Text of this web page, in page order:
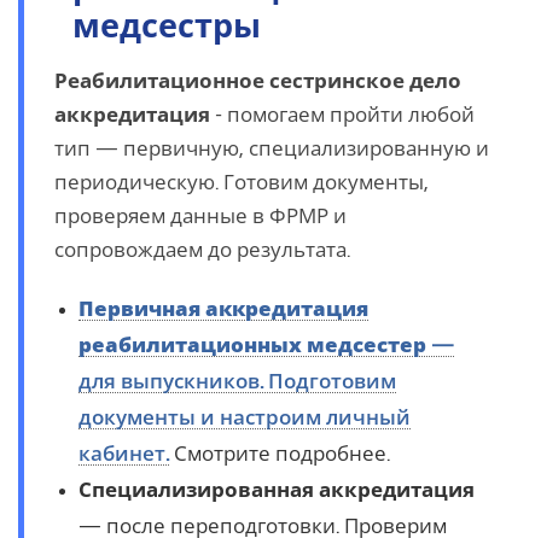
медсестры
Реабилитационное сестринское дело
аккредитация - помогаем пройти любой
тип — первичную, специализированную и
периодическую. Готовим документы,
проверяем данные в ФРМР и
сопровождаем до результата.
Первичная аккредитация
реабилитационных медсестер —
для выпускников. Подготовим
документы и настроим личный
кабинет.Смотрите подробнее.
Специализированная аккредитация
— после переподготовки. Проверим